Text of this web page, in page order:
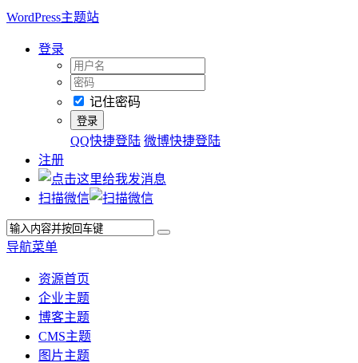
WordPress主题站
登录
记住密码
QQ快捷登陆 微博快捷登陆
注册
扫描微信
导航菜单
资源首页
企业主题
博客主题
CMS主题
图片主题